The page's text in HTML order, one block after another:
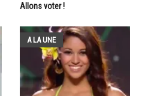
Allons voter !
A LA UNE